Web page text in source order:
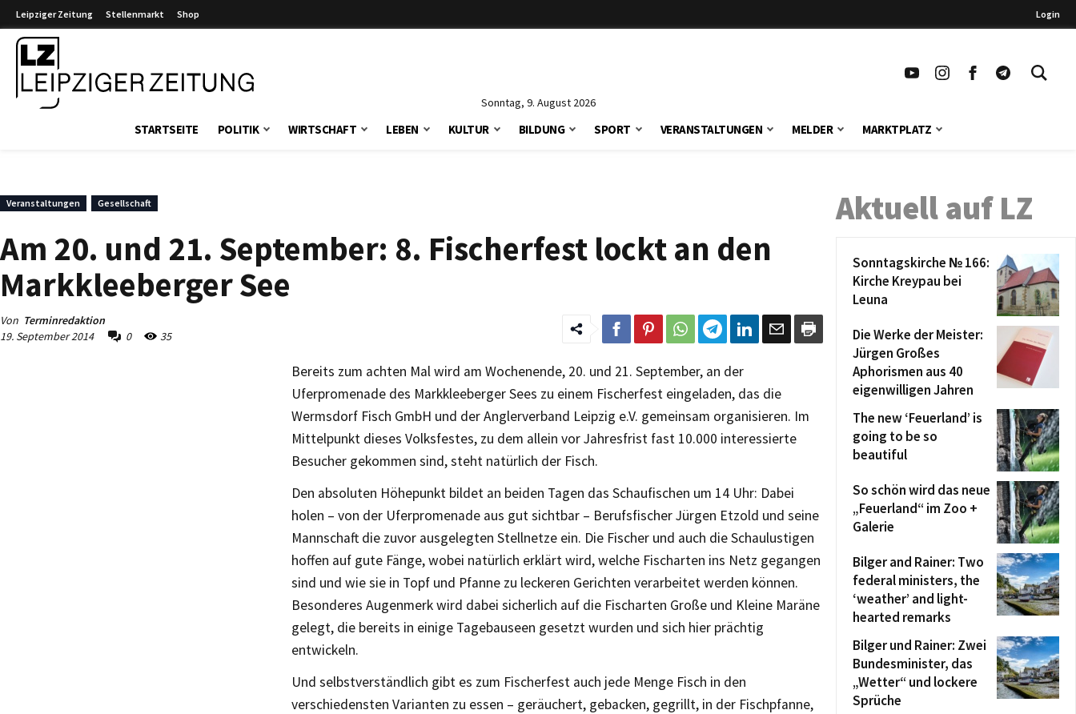
Leipziger Zeitung Stellenmarkt Shop Login
Sonntag, 9. August 2026
STARTSEITE POLITIK WIRTSCHAFT LEBEN KULTUR BILDUNG SPORT VERANSTALTUNGEN MELDER MARKTPLATZ
Veranstaltungen Gesellschaft
Am 20. und 21. September: 8. Fischerfest lockt an den
Markkleeberger See
Von Terminredaktion
19. September 2014
0 35
Bereits zum achten Mal wird am Wochenende, 20. und 21. September, an der
Uferpromenade des Markkleeberger Sees zu einem Fischerfest eingeladen, das die
Wermsdorf Fisch GmbH und der Anglerverband Leipzig e.V. gemeinsam organisieren. Im
Mittelpunkt dieses Volksfestes, zu dem allein vor Jahresfrist fast 10.000 interessierte
Besucher gekommen sind, steht natürlich der Fisch.
Den absoluten Höhepunkt bildet an beiden Tagen das Schaufischen um 14 Uhr: Dabei
holen – von der Uferpromenade aus gut sichtbar – Berufsfischer Jürgen Etzold und seine
Mannschaft die zuvor ausgelegten Stellnetze ein. Die Fischer und auch die Schaulustigen
hoffen auf gute Fänge, wobei natürlich erklärt wird, welche Fischarten ins Netz gegangen
sind und wie sie in Topf und Pfanne zu leckeren Gerichten verarbeitet werden können.
Besonderes Augenmerk wird dabei sicherlich auf die Fischarten Große und Kleine Maräne
gelegt, die bereits in einige Tagebauseen gesetzt wurden und sich hier prächtig
entwickeln.
Und selbstverständlich gibt es zum Fischerfest auch jede Menge Fisch in den
verschiedensten Varianten zu essen – geräuchert, gebacken, gegrillt, in der Fischpfanne,
Aktuell auf LZ
Sonntagskirche № 166:
Kirche Kreypau bei
Leuna
Die Werke der Meister:
Jürgen Großes
Aphorismen aus 40
eigenwilligen Jahren
The new ‘Feuerland’ is
going to be so
beautiful
So schön wird das neue
„Feuerland“ im Zoo +
Galerie
Bilger and Rainer: Two
federal ministers, the
‘weather’ and light-
hearted remarks
Bilger und Rainer: Zwei
Bundesminister, das
„Wetter“ und lockere
Sprüche